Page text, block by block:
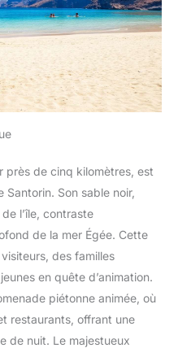
près de cinq kilomètres, est
Santorin. Son sable noir,
l’île, contraste
de la mer Égée. Cette
des familles
en quête d’animation.
piétonne animée, où
restaurants, offrant une
de nuit. Le majestueux